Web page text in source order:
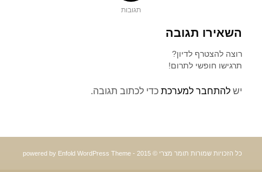
תגובות
השאירו תגובה
רוצה להצטרף לדיון?
תרגישו חופשי לתרום!
יש להתחבר למערכתכדי לכתוב תגובה.
כל הזכויות שמורות תומר מצרי © 2015 - powered by Enfold WordPress Theme